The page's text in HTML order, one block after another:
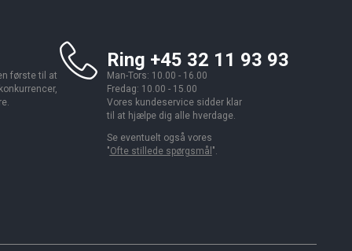
første til at
Ring +45 32 11 93 93
Man-Tors: 10.00 - 16.00
Fredag: 10.00 - 15.00
Vores kundeservice sidder klar
til at hjælpe dig alle hverdage.
Se eventuelt også vores
"Ofte stillede spørgsmål ".